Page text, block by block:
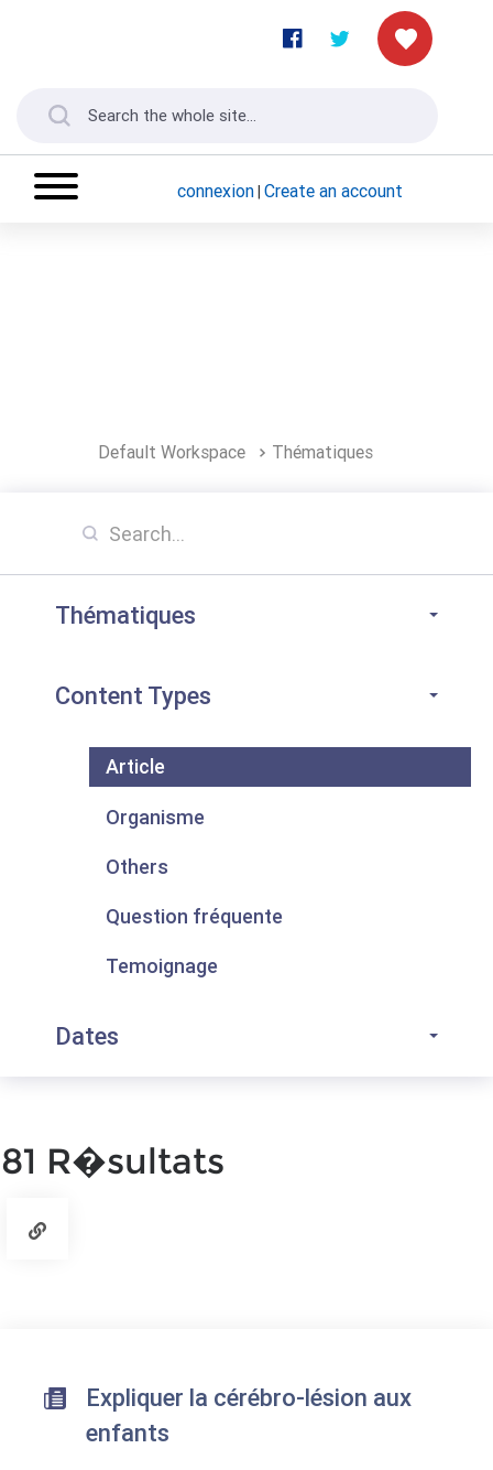
connexion| Create an account
Default Workspace Thématiques
Thématiques
Content Types
Article
Organisme
Others
Question fréquente
Temoignage
Dates
81 R�sultats
Expliquer la cérébro-lésion aux
enfants